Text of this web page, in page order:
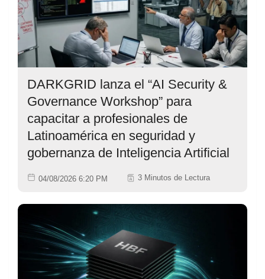
DARKGRID lanza el “AI Security &
Governance Workshop” para
capacitar a profesionales de
Latinoamérica en seguridad y
gobernanza de Inteligencia Artificial
04/08/2026 6:20 PM 3 Minutos de Lectura